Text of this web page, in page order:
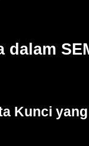
dalam
Kunci